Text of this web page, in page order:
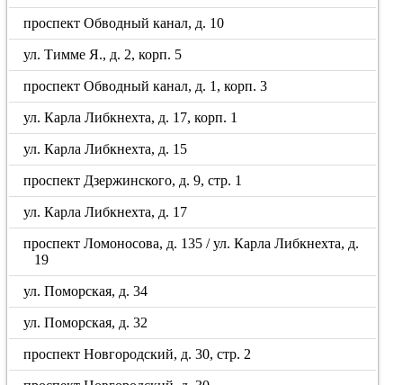
проспект Обводный канал, д. 10
ул. Тимме Я., д. 2, корп. 5
проспект Обводный канал, д. 1, корп. 3
ул. Карла Либкнехта, д. 17, корп. 1
ул. Карла Либкнехта, д. 15
проспект Дзержинского, д. 9, стр. 1
ул. Карла Либкнехта, д. 17
проспект Ломоносова, д. 135 / ул. Карла Либкнехта, д.
19
ул. Поморская, д. 34
ул. Поморская, д. 32
проспект Новгородский, д. 30, стр. 2